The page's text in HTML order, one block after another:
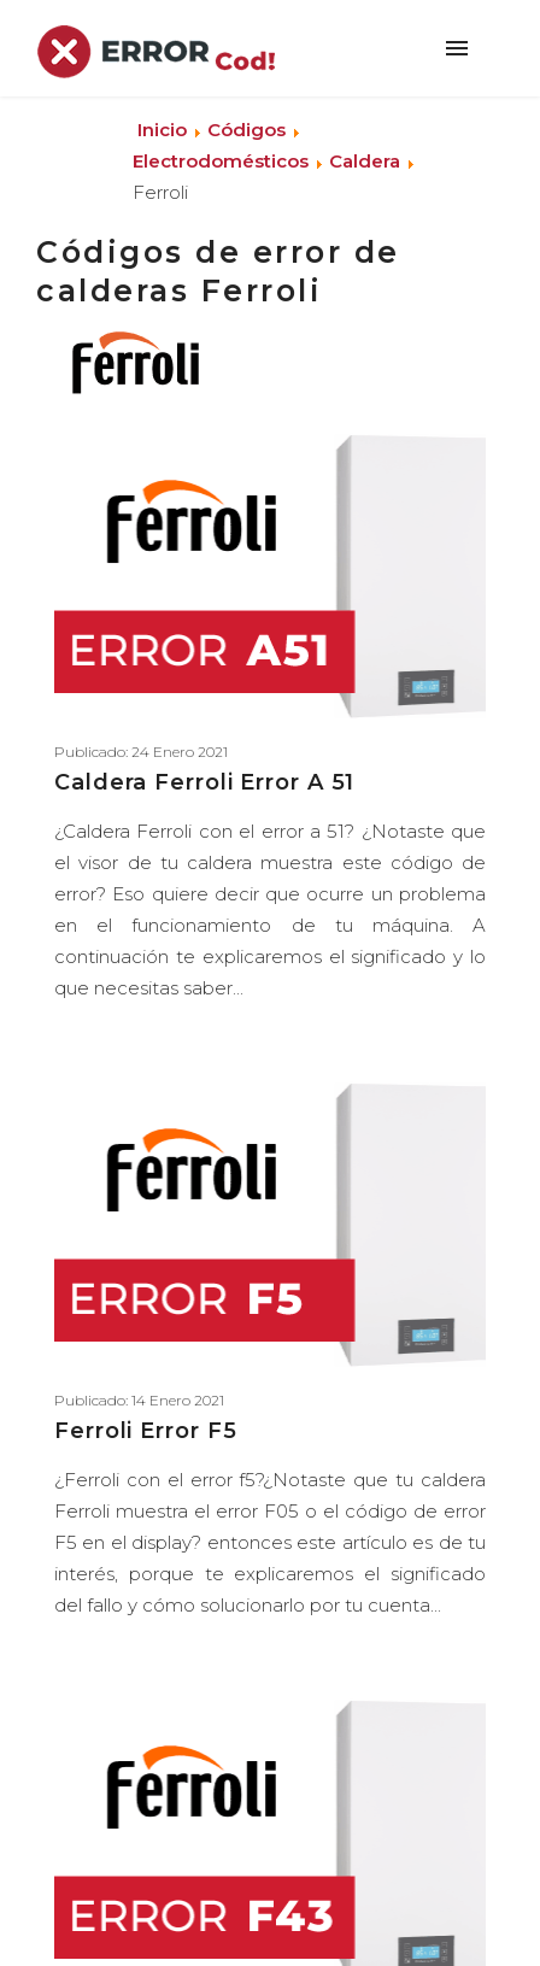
Inicio
Códigos
Electrodomésticos
Caldera
Ferroli
Códigos de error de
calderas Ferroli
Publicado: 24 Enero 2021
Caldera Ferroli Error A 51
¿Caldera Ferroli con el error a 51? ¿Notaste que
el visor de tu caldera muestra este código de
error? Eso quiere decir que ocurre un problema
en el funcionamiento de tu máquina. A
continuación te explicaremos el significado y lo
que necesitas saber...
Publicado: 14 Enero 2021
Ferroli Error F5
¿Ferroli con el error f5?¿Notaste que tu caldera
Ferroli muestra el error F05 o el código de error
F5 en el display? entonces este artículo es de tu
interés, porque te explicaremos el significado
del fallo y cómo solucionarlo por tu cuenta...